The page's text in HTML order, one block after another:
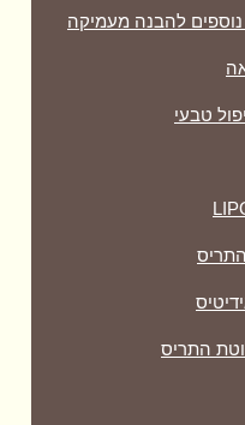
להבנה מעמיקה
טבעי
התריס